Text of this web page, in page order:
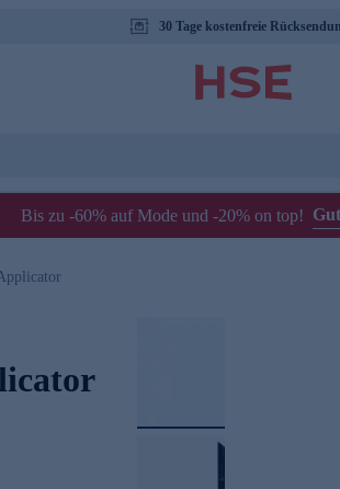
30 Tage kostenfreie
Bis zu -60% auf Mode und -20% on top!